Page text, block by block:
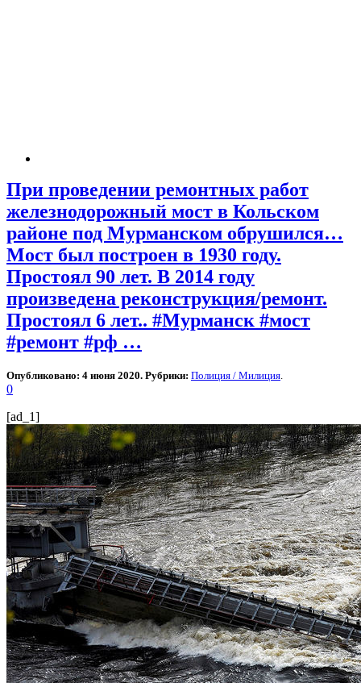
При проведении ремонтных работ
железнодорожный мост в Кольском
районе под Мурманском обрушился…
Мост был построен в 1930 году.
Простоял 90 лет. В 2014 году
произведена реконструкция/ремонт.
Простоял 6 лет.. #Мурманск #мост
#ремонт #рф …
Опубликовано: 4 июня 2020. Рубрики: Полиция / Милиция
0
[ad_1]